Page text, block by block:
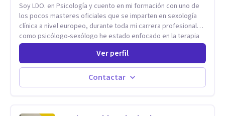
Soy LDO. en Psicología y cuento en mi formación con uno de
los pocos masteres oficiales que se imparten en sexología
clínica a nivel europeo, durante toda mi carrera profesional
como psicólogo-sexólogo he estado enfocado en la terapia
sexual desde una perspectiva multidisciplinar BIO-PSICO-
SOCIAL ya que aunque las bases de mi trabajo son
psicológicas, si no se tienen en consideración otros factores
la terapia puede no funcionar al tener una visión demasiado
simplista, excluyendo de antemano otros factores que
Ver perfil
Contactar